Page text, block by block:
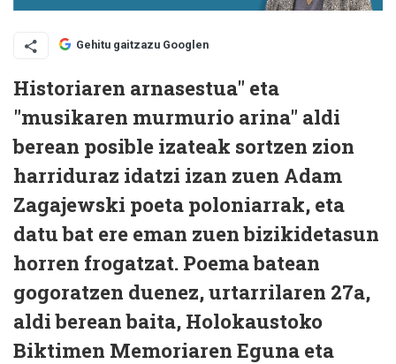
Gehitu gaitzazu Googlen
Historiaren arnasestua" eta
"musikaren murmurio arina" aldi
berean posible izateak sortzen zion
harriduraz idatzi izan zuen Adam
Zagajewski poeta poloniarrak, eta
datu bat ere eman zuen bizikidetasun
horren frogatzat. Poema batean
gogoratzen duenez, urtarrilaren 27a,
aldi berean baita, Holokaustoko
Biktimen Memoriaren Eguna eta